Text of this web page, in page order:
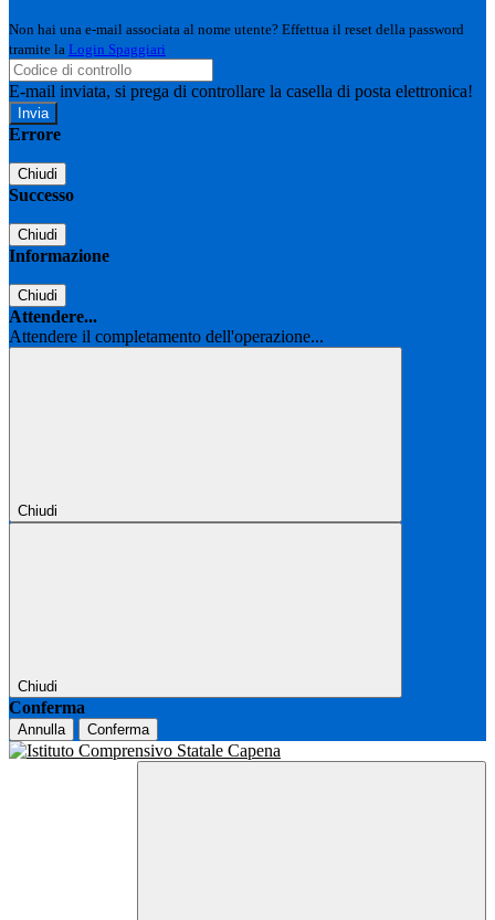
Non hai una e-mail associata al nome utente? Effettua il reset della password
tramite la Login Spaggiari
E-mail inviata, si prega di controllare la casella di posta elettronica!
Errore
Chiudi
Successo
Chiudi
Informazione
Chiudi
Attendere...
Attendere il completamento dell'operazione...
Chiudi
Chiudi
Conferma
Annulla Conferma